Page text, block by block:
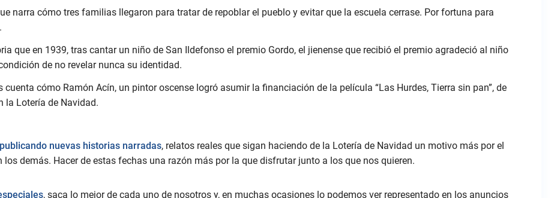
narra cómo tres familias llegaron para tratar de repoblar el pueblo y evitar que la escuela cerrase. Por fortuna para
que en 1939, tras cantar un niño de San Ildefonso el premio Gordo, el jienense que recibió el premio agradeció al niño
de no revelar nunca su identidad.
cuenta cómo Ramón Acín, un pintor oscense logró asumir la financiación de la película “Las Hurdes, Tierra sin pan”, de
la Lotería de Navidad.
nuevas historias narradas, relatos reales que sigan haciendo de la Lotería de Navidad un motivo más por el
demás. Hacer de estas fechas una razón más por la que disfrutar junto a los que nos quieren.
, saca lo mejor de cada uno de nosotros y, en muchas ocasiones lo podemos ver representado en los anuncios